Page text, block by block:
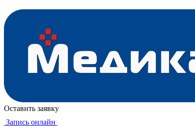
Оставить заявку
Запись онлайн